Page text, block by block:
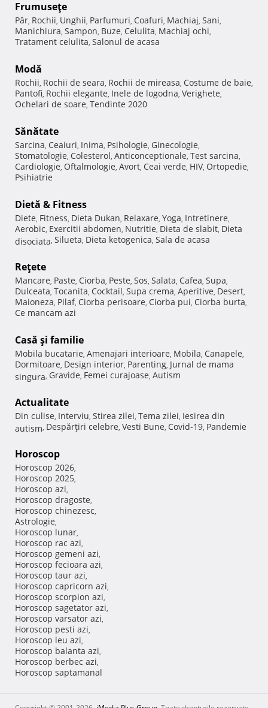
Frumuseţe
Păr, Rochii, Unghii, Parfumuri, Coafuri, Machiaj, Sani,
Manichiura, Sampon, Buze, Celulita, Machiaj ochi,
Tratament celulita, Salonul de acasa
Modă
Rochii, Rochii de seara, Rochii de mireasa, Costume de baie,
Pantofi, Rochii elegante, Inele de logodna, Verighete,
Ochelari de soare, Tendinte 2020
Sănătate
Sarcina, Ceaiuri, Inima, Psihologie, Ginecologie,
Stomatologie, Colesterol, Anticonceptionale, Test sarcina,
Cardiologie, Oftalmologie, Avort, Ceai verde, HIV, Ortopedie,
Psihiatrie
Dietă & Fitness
Diete, Fitness, Dieta Dukan, Relaxare, Yoga, Intretinere,
Aerobic, Exercitii abdomen, Nutritie, Dieta de slabit, Dieta
disociata, Silueta, Dieta ketogenica, Sala de acasa
Reţete
Mancare, Paste, Ciorba, Peste, Sos, Salata, Cafea, Supa,
Dulceata, Tocanita, Cocktail, Supa crema, Aperitive, Desert,
Maioneza, Pilaf, Ciorba perisoare, Ciorba pui, Ciorba burta,
Ce mancam azi
Casă şi familie
Mobila bucatarie, Amenajari interioare, Mobila, Canapele,
Dormitoare, Design interior, Parenting, Jurnal de mama
singura, Gravide, Femei curajoase, Autism
Actualitate
Din culise, Interviu, Stirea zilei, Tema zilei, Iesirea din
autism, Despărţiri celebre, Vesti Bune, Covid-19, Pandemie
Horoscop
Horoscop 2026,
Horoscop 2025,
Horoscop azi,
Horoscop dragoste,
Horoscop chinezesc,
Astrologie,
Horoscop lunar,
Horoscop rac azi,
Horoscop gemeni azi,
Horoscop fecioara azi,
Horoscop taur azi,
Horoscop capricorn azi,
Horoscop scorpion azi,
Horoscop sagetator azi,
Horoscop varsator azi,
Horoscop pesti azi,
Horoscop leu azi,
Horoscop balanta azi,
Horoscop berbec azi,
Horoscop saptamanal